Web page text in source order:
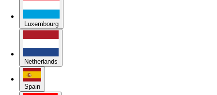
Luxembourg
Netherlands
Spain